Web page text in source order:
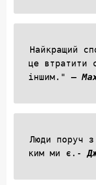
Найкращий
це втратити
іншим." –
Люди поруч
ким ми є.-